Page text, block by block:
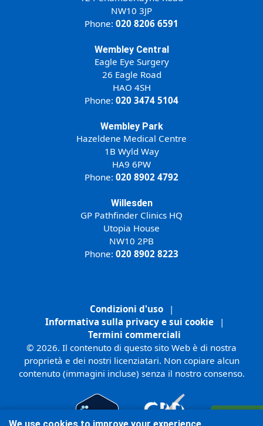
NW10 3JP
Phone: 020 8206 6591
Wembley Central
Eagle Eye Surgery
26 Eagle Road
HAO 4SH
Phone: 020 3474 5104
Wembley Park
Hazeldene Medical Centre
1B Wyld Way
HA9 6PW
Phone: 020 8902 4792
Willesden
GP Pathfinder Clinics HQ
Utopia House
NW10 2PB
Phone: 020 8902 8223
Condizioni d'uso
|
Informativa sulla privacy e sui cookie
|
Termini commerciali
© 2026. Il contenuto di questo sito Web è di nostra
proprietà e dei nostri licenziatari. Non copiare alcun
contenuto (immagini incluse) senza il nostro consenso.